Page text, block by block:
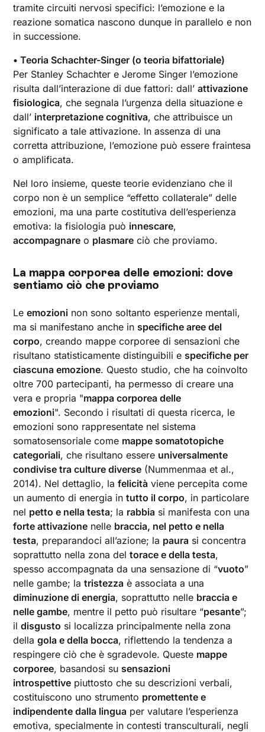
tramite circuiti nervosi specifici: l’emozione e la
reazione somatica nascono dunque in parallelo e non
in successione.
• Teoria Schachter-Singer (o teoria bifattoriale)
Per Stanley Schachter e Jerome Singer l’emozione
risulta dall’interazione di due fattori: dall’attivazione
fisiologica, che segnala l’urgenza della situazione e
dall’ interpretazione cognitiva, che attribuisce un
significato a tale attivazione. In assenza di una
corretta attribuzione, l’emozione può essere fraintesa
o amplificata.
Nel loro insieme, queste teorie evidenziano che il
corpo non è un semplice “effetto collaterale” delle
emozioni, ma una parte costitutiva dell’esperienza
emotiva: la fisiologia può innescare,
accompagnare o plasmare ciò che proviamo.
La mappa corporea delle emozioni: dove
sentiamo ciò che proviamo
Leemozioni non sono soltanto esperienze mentali,
ma si manifestano anche in specifiche aree del
corpo, creando mappe corporee di sensazioni che
risultano statisticamente distinguibili e specifiche per
ciascuna emozione. Questo studio, che ha coinvolto
oltre 700 partecipanti, ha permesso di creare una
vera e propria "mappa corporea delle
emozioni". Secondo i risultati di questa ricerca, le
emozioni sono rappresentate nel sistema
somatosensoriale come mappe somatotopiche
categoriali, che risultano essere universalmente
condivise tra culture diverse (Nummenmaa et al.,
2014). Nel dettaglio, lafelicità viene percepita come
un aumento di energia intutto il corpo, in particolare
nel petto e nella testa; la rabbia si manifesta con una
forte attivazione nelle braccia, nel petto e nella
testa, preparandoci all’azione; la paura si concentra
soprattutto nella zona deltorace e della testa,
spesso accompagnata da una sensazione di “vuoto”
nelle gambe; latristezza è associata a una
diminuzione di energia, soprattutto nelle braccia e
nelle gambe, mentre il petto può risultare “pesante”;
ildisgusto si localizza principalmente nella zona
dellagola e della bocca, riflettendo la tendenza a
respingere ciò che è sgradevole. Queste mappe
corporee, basandosi su sensazioni
introspettive piuttosto che su descrizioni verbali,
costituiscono uno strumento promettente e
indipendente dalla lingua per valutare l’esperienza
emotiva, specialmente in contesti transculturali, negli